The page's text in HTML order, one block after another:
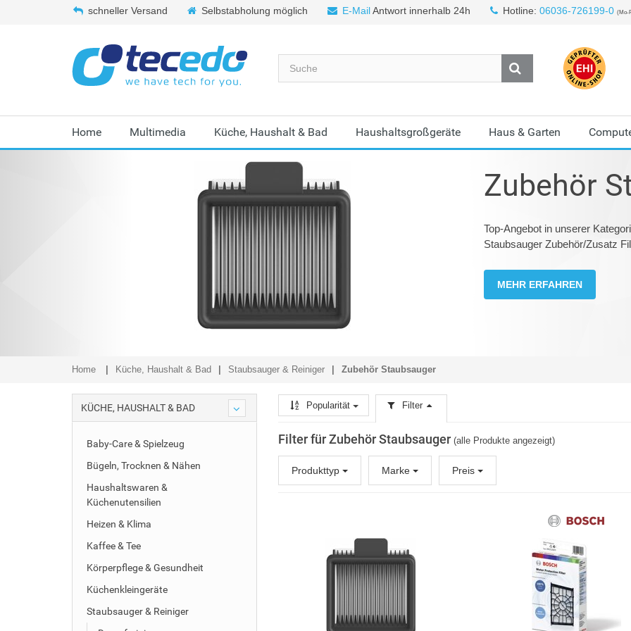
schneller Versand Selbstabholung möglich E-MailAntwort innerhalb 24h Hotline: 06036-726199-0 (Mo-
Home Multimedia Küche, Haushalt & Bad Haushaltsgroßgeräte Haus & Garten
Zubehör
Top-Angebot in unserer
Staubsauger Zubehör/Zusatz
MEHR ERFAHREN
Home Küche, Haushalt & Bad Staubsauger & Reiniger Zubehör Staubsauger
KÜCHE, HAUSHALT & BAD
Baby-Care & Spielzeug
Bügeln, Trocknen & Nähen
Haushaltswaren &
Küchenutensilien
Heizen & Klima
Kaffee & Tee
Körperpflege & Gesundheit
Küchenkleingeräte
Staubsauger & Reiniger
Popularität Filter
Filter für Zubehör Staubsauger (alle Produkte angezeigt)
Produkttyp Marke Preis